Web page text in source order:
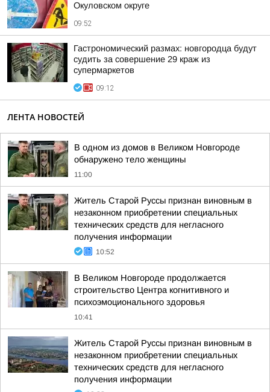
Окуловском округе
09:52
Гастрономический размах: новгородца будут
судить за совершение 29 краж из
супермаркетов
09:12
ЛЕНТА НОВОСТЕЙ
В одном из домов в Великом Новгороде
обнаружено тело женщины
11:00
Житель Старой Руссы признан виновным в
незаконном приобретении специальных
технических средств для негласного
получения информации
10:52
В Великом Новгороде продолжается
строительство Центра когнитивного и
психоэмоционального здоровья
10:41
Житель Старой Руссы признан виновным в
незаконном приобретении специальных
технических средств для негласного
получения информации